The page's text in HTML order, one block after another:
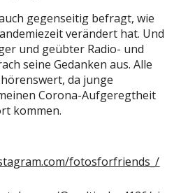
gegenseitig befragt, wie
verändert hat. Und
und geübter Radio- und
seine Gedanken aus. Alle
da junge
Corona-Aufgeregtheit
kommen.
fotosforfriends_/